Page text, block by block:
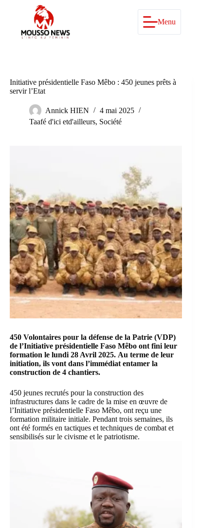
Menu
Initiative présidentielle Faso Mêbo : 450 jeunes prêts à
servir l’Etat
Annick HIEN
4 mai 2025
Taafé d'ici etd'ailleurs, Société
450 Volontaires pour la défense de la Patrie (VDP)
de l’Initiative présidentielle Faso Mêbo ont fini leur
formation le lundi 28 Avril 2025. Au terme de leur
initiation, ils vont dans l’immédiat entamer la
construction de 4 chantiers.
450 jeunes recrutés pour la construction des
infrastructures dans le cadre de la mise en œuvre de
l’Initiative présidentielle Faso Mêbo, ont reçu une
formation militaire initiale. Pendant trois semaines, ils
ont été formés en tactiques et techniques de combat et
sensibilisés sur le civisme et le patriotisme.